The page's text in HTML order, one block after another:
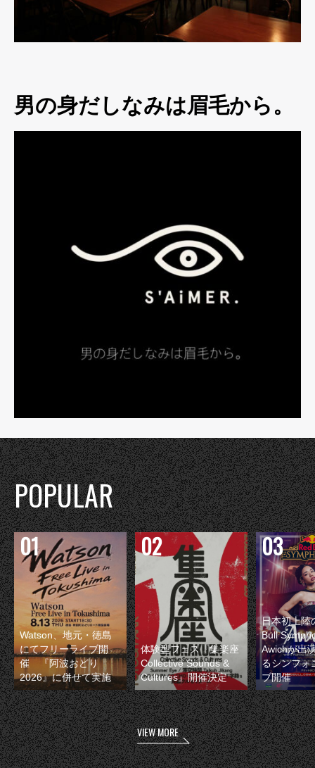
男の身だしなみは眉毛から。
POPULAR
Watson、地元・徳島
にてフリーライブ開
催 『阿波おどり
2026』に併せて実施
体験型フェス『集楽座
Collective Sounds &
Cultures』開催決定
日本初上陸
Bull
Awichが出
るシンフォ
ブ開催
VIEW MORE